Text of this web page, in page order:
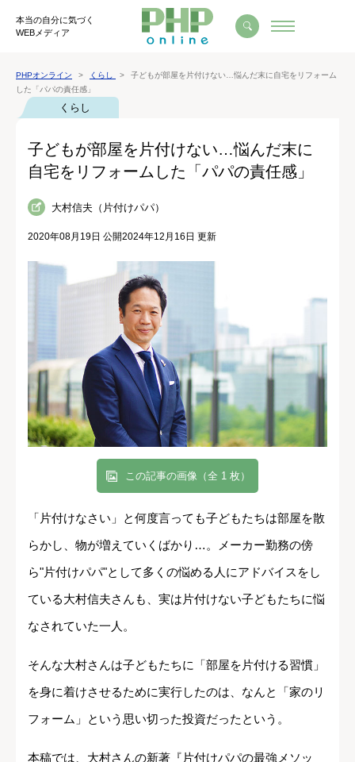
本当の自分に気づく
WEBメディア
PHPオンライン くらし
子どもが部屋を片付けない…悩んだ末に自宅をリフォーム
した「パパの責任感」
くらし
子どもが部屋を片付けない…悩んだ末に
自宅をリフォームした「パパの責任感」
大村信夫（片付けパパ）
2020年08月19日 公開2024年12月16日 更新
この記事の画像（全 1 枚）
「片付けなさい」と何度言っても子どもたちは部屋を散
らかし、物が増えていくばかり…。メーカー勤務の傍
ら"片付けパパ"として多くの悩める人にアドバイスをし
ている大村信夫さんも、実は片付けない子どもたちに悩
なされていた一人。
そんな大村さんは子どもたちに「部屋を片付ける習慣」
を身に着けさせるために実行したのは、なんと「家のリ
フォーム」という思い切った投資だったという。
本稿では、大村さんの新著『片付けパパの最強メソッ